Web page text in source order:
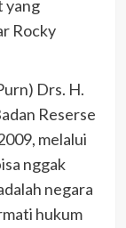
yang
Rocky
Drs. H.
Reserse
melalui
nggak
negara
hukum